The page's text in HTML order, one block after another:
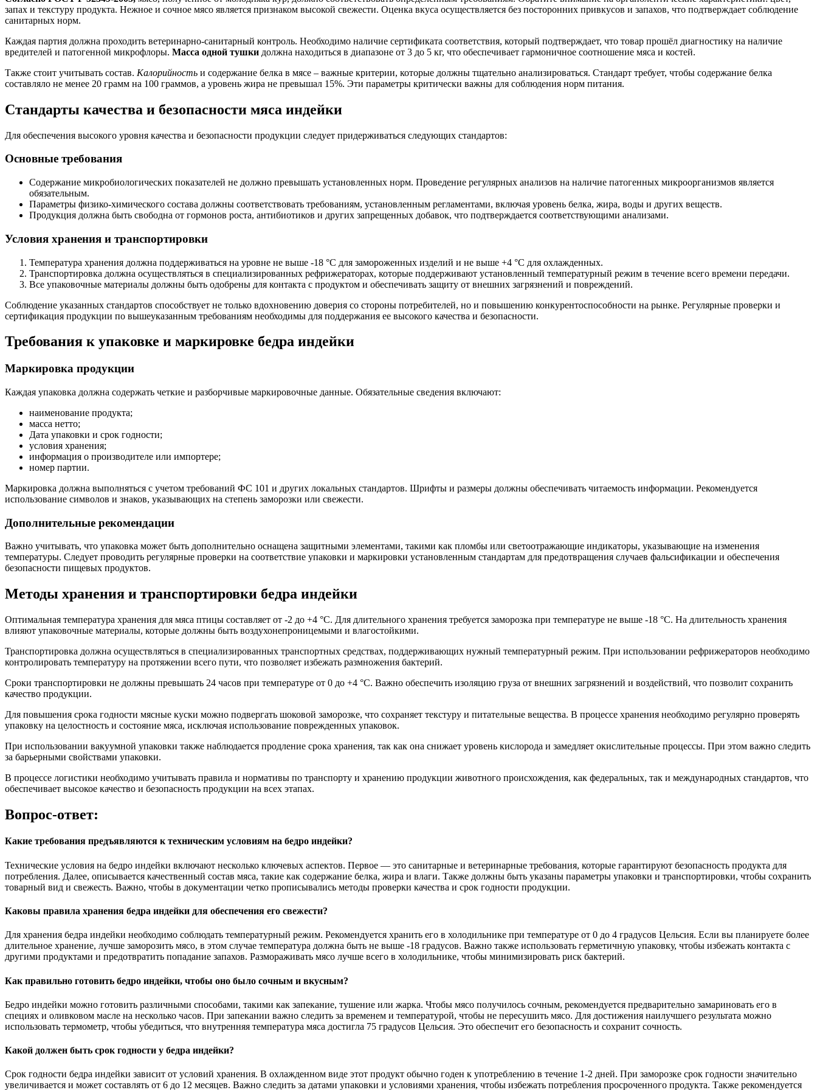
запах и текстуру продукта. Нежное и сочное мясо является признаком высокой свежести. Оценка вкуса осуществляется без посторонних привкусов и запахов, что подтверждает соблюдение
санитарных норм.
Каждая партия должна проходить ветеринарно-санитарный контроль. Необходимо наличие сертификата соответствия, который подтверждает, что товар прошёл диагностику на наличие
вредителей и патогенной микрофлоры. Масса одной тушки должна находиться в диапазоне от 3 до 5 кг, что обеспечивает гармоничное соотношение мяса и костей.
Также стоит учитывать состав. Калорийность и содержание белка в мясе – важные критерии, которые должны тщательно анализироваться. Стандарт требует, чтобы содержание белка
составляло не менее 20 грамм на 100 граммов, а уровень жира не превышал 15%. Эти параметры критически важны для соблюдения норм питания.
Стандарты качества и безопасности мяса индейки
Для обеспечения высокого уровня качества и безопасности продукции следует придерживаться следующих стандартов:
Основные требования
Содержание микробиологических показателей не должно превышать установленных норм. Проведение регулярных анализов на наличие патогенных микроорганизмов является
обязательным.
Параметры физико-химического состава должны соответствовать требованиям, установленным регламентами, включая уровень белка, жира, воды и других веществ.
Продукция должна быть свободна от гормонов роста, антибиотиков и других запрещенных добавок, что подтверждается соответствующими анализами.
Условия хранения и транспортировки
Температура хранения должна поддерживаться на уровне не выше -18 °C для замороженных изделий и не выше +4 °C для охлажденных.
Транспортировка должна осуществляться в специализированных рефрижераторах, которые поддерживают установленный температурный режим в течение всего времени передачи.
Все упаковочные материалы должны быть одобрены для контакта с продуктом и обеспечивать защиту от внешних загрязнений и повреждений.
Соблюдение указанных стандартов способствует не только вдохновению доверия со стороны потребителей, но и повышению конкурентоспособности на рынке. Регулярные проверки и
сертификация продукции по вышеуказанным требованиям необходимы для поддержания ее высокого качества и безопасности.
Требования к упаковке и маркировке бедра индейки
Маркировка продукции
Каждая упаковка должна содержать четкие и разборчивые маркировочные данные. Обязательные сведения включают:
наименование продукта;
масса нетто;
Дата упаковки и срок годности;
условия хранения;
информация о производителе или импортере;
номер партии.
Маркировка должна выполняться с учетом требований ФС 101 и других локальных стандартов. Шрифты и размеры должны обеспечивать читаемость информации. Рекомендуется
использование символов и знаков, указывающих на степень заморозки или свежести.
Дополнительные рекомендации
Важно учитывать, что упаковка может быть дополнительно оснащена защитными элементами, такими как пломбы или светоотражающие индикаторы, указывающие на изменения
температуры. Следует проводить регулярные проверки на соответствие упаковки и маркировки установленным стандартам для предотвращения случаев фальсификации и обеспечения
безопасности пищевых продуктов.
Методы хранения и транспортировки бедра индейки
Оптимальная температура хранения для мяса птицы составляет от -2 до +4 °C. Для длительного хранения требуется заморозка при температуре не выше -18 °C. На длительность хранения
влияют упаковочные материалы, которые должны быть воздухонепроницемыми и влагостойкими.
Транспортировка должна осуществляться в специализированных транспортных средствах, поддерживающих нужный температурный режим. При использовании рефрижераторов необходимо
контролировать температуру на протяжении всего пути, что позволяет избежать размножения бактерий.
Сроки транспортировки не должны превышать 24 часов при температуре от 0 до +4 °C. Важно обеспечить изоляцию груза от внешних загрязнений и воздействий, что позволит сохранить
качество продукции.
Для повышения срока годности мясные куски можно подвергать шоковой заморозке, что сохраняет текстуру и питательные вещества. В процессе хранения необходимо регулярно проверять
упаковку на целостность и состояние мяса, исключая использование поврежденных упаковок.
При использовании вакуумной упаковки также наблюдается продление срока хранения, так как она снижает уровень кислорода и замедляет окислительные процессы. При этом важно следить
за барьерными свойствами упаковки.
В процессе логистики необходимо учитывать правила и нормативы по транспорту и хранению продукции животного происхождения, как федеральных, так и международных стандартов, что
обеспечивает высокое качество и безопасность продукции на всех этапах.
Вопрос-ответ:
Какие требования предъявляются к техническим условиям на бедро индейки?
Технические условия на бедро индейки включают несколько ключевых аспектов. Первое — это санитарные и ветеринарные требования, которые гарантируют безопасность продукта для
потребления. Далее, описывается качественный состав мяса, такие как содержание белка, жира и влаги. Также должны быть указаны параметры упаковки и транспортировки, чтобы сохранить
товарный вид и свежесть. Важно, чтобы в документации четко прописывались методы проверки качества и срок годности продукции.
Каковы правила хранения бедра индейки для обеспечения его свежести?
Для хранения бедра индейки необходимо соблюдать температурный режим. Рекомендуется хранить его в холодильнике при температуре от 0 до 4 градусов Цельсия. Если вы планируете более
длительное хранение, лучше заморозить мясо, в этом случае температура должна быть не выше -18 градусов. Важно также использовать герметичную упаковку, чтобы избежать контакта с
другими продуктами и предотвратить попадание запахов. Размораживать мясо лучше всего в холодильнике, чтобы минимизировать риск бактерий.
Как правильно готовить бедро индейки, чтобы оно было сочным и вкусным?
Бедро индейки можно готовить различными способами, такими как запекание, тушение или жарка. Чтобы мясо получилось сочным, рекомендуется предварительно замариновать его в
специях и оливковом масле на несколько часов. При запекании важно следить за временем и температурой, чтобы не пересушить мясо. Для достижения наилучшего результата можно
использовать термометр, чтобы убедиться, что внутренняя температура мяса достигла 75 градусов Цельсия. Это обеспечит его безопасность и сохранит сочность.
Какой должен быть срок годности у бедра индейки?
Срок годности бедра индейки зависит от условий хранения. В охлажденном виде этот продукт обычно годен к употреблению в течение 1-2 дней. При заморозке срок годности значительно
увеличивается и может составлять от 6 до 12 месяцев. Важно следить за датами упаковки и условиями хранения, чтобы избежать потребления просроченного продукта. Также рекомендуется